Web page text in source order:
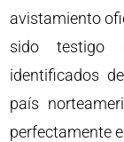
avistamiento
sido testigo
identificados
país
perfectamente